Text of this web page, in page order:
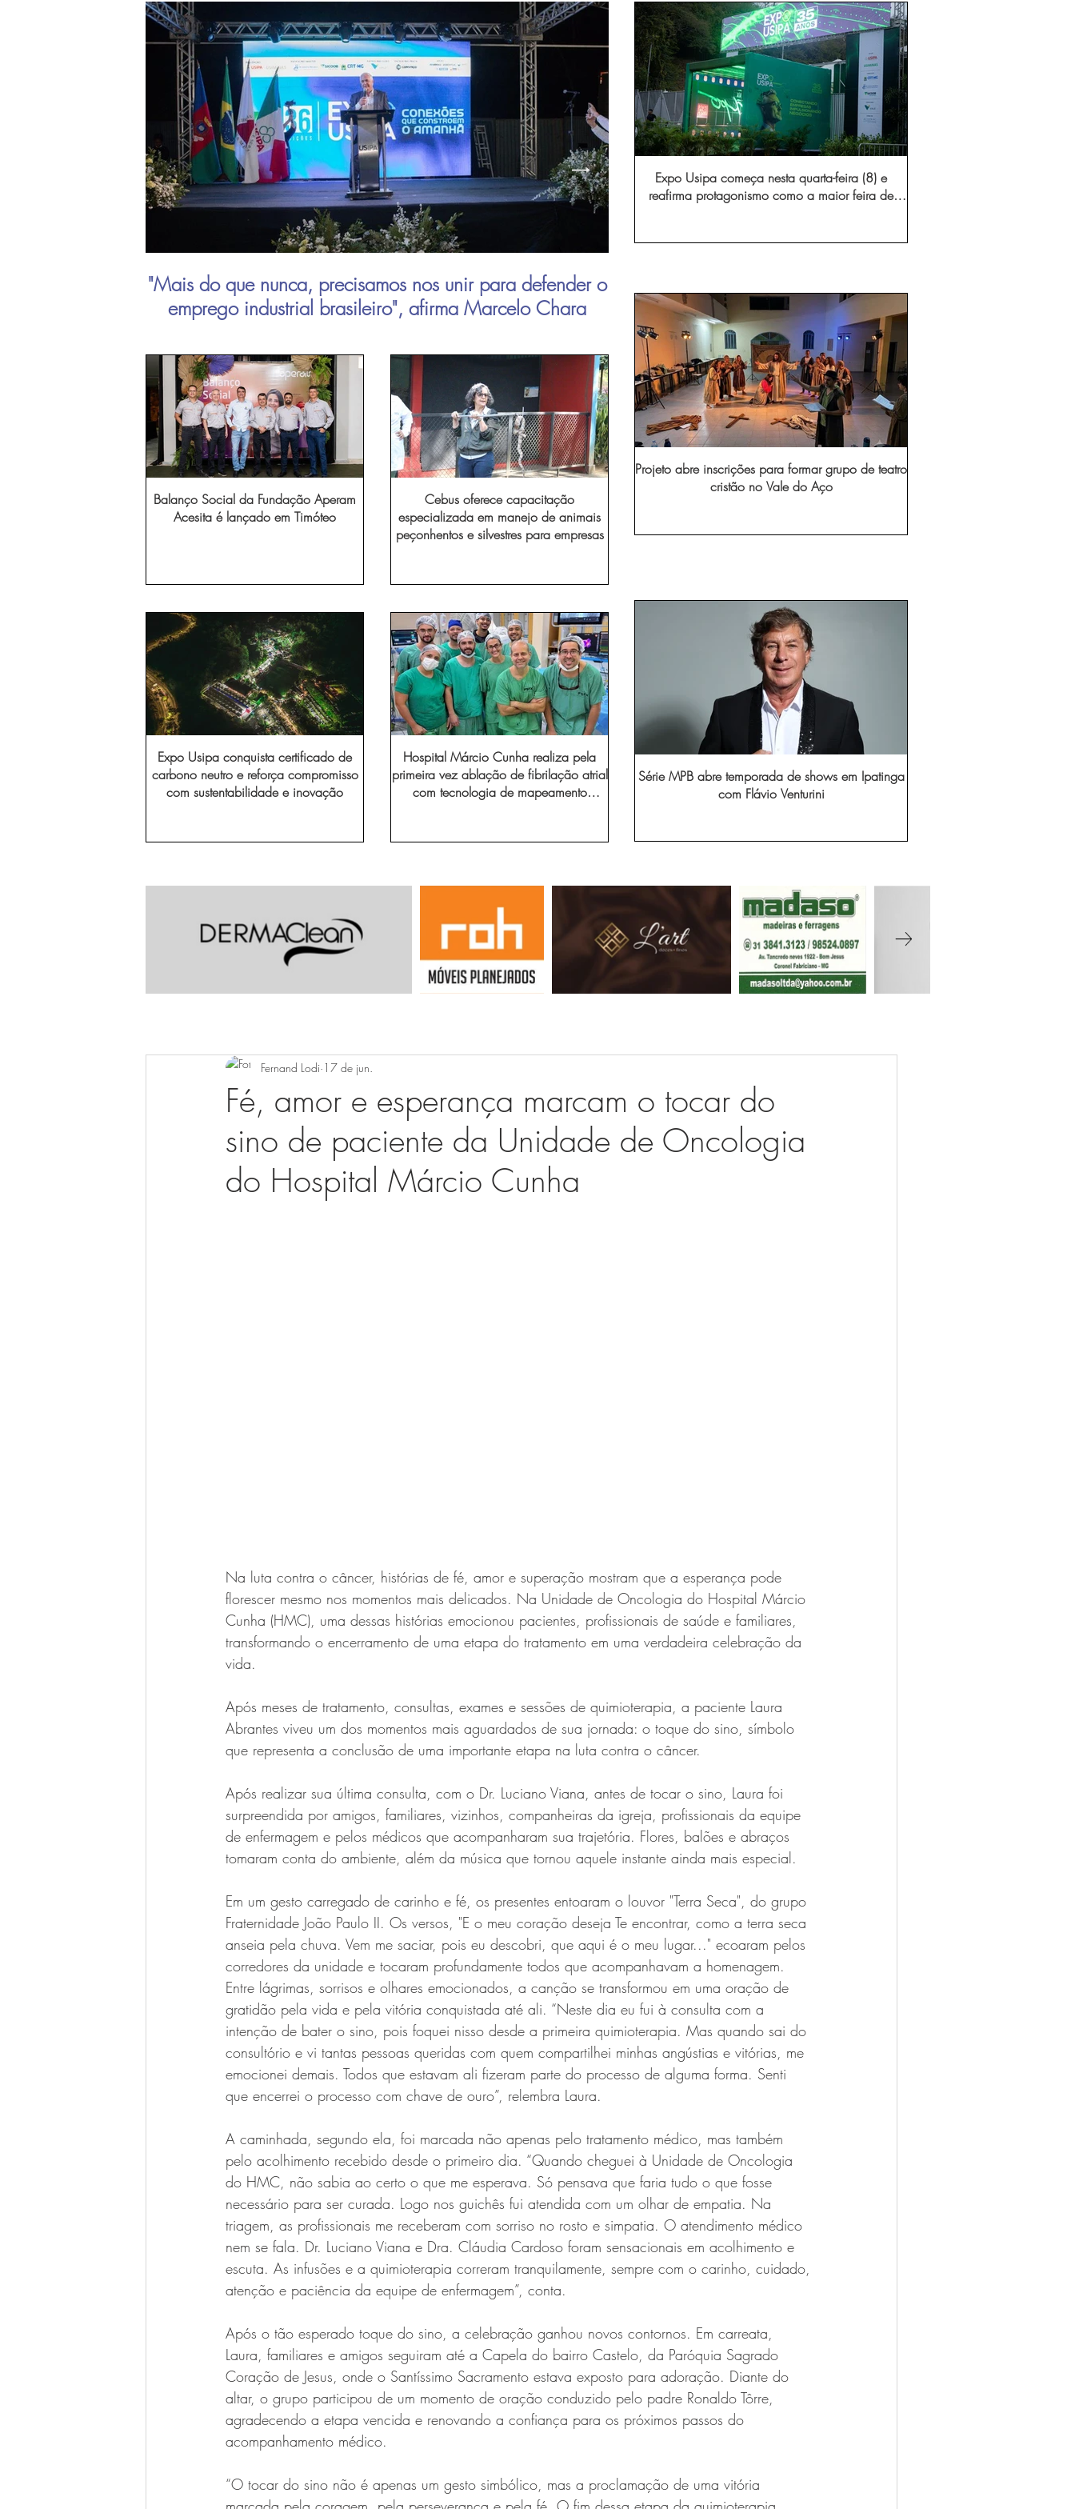
"Mais do que nunca, precisamos nos unir para defender o
emprego industrial brasileiro", afirma Marcelo Chara
viagens de caminhões por ano pelas vias de Timóteo
Balanço Social da Fundação Aperam
Acesita é lançado em Timóteo
Cebus oferece capacitação
especializada em manejo de animais
peçonhentos e silvestres para empresas
Expo Usipa começa nesta quarta-feira (8) e
reafirma protagonismo como a maior feira de
Projeto abre inscrições para formar grupo de teatro
cristão no Vale do Aço
Expo Usipa conquista certificado de
carbono neutro e reforça compromisso
com sustentabilidade e inovação
Hospital Márcio Cunha realiza pela
primeira vez ablação de fibrilação atrial
com tecnologia de mapeamento
Série MPB abre temporada de shows em Ipatinga
com Flávio Venturini
Fé, amor e esperança marcam o tocar do
sino de paciente da Unidade de Oncologia
do Hospital Márcio Cunha
Fernand Lodi 17 de jun.
Na luta contra o câncer, histórias de fé, amor e superação mostram que a esperança pode
florescer mesmo nos momentos mais delicados. Na Unidade de Oncologia do Hospital Márcio
Cunha (HMC), uma dessas histórias emocionou pacientes, profissionais de saúde e familiares,
transformando o encerramento de uma etapa do tratamento em uma verdadeira celebração da
vida.
Após meses de tratamento, consultas, exames e sessões de quimioterapia, a paciente Laura
Abrantes viveu um dos momentos mais aguardados de sua jornada: o toque do sino, símbolo
que representa a conclusão de uma importante etapa na luta contra o câncer.
Após realizar sua última consulta, com o Dr. Luciano Viana, antes de tocar o sino, Laura foi
surpreendida por amigos, familiares, vizinhos, companheiras da igreja, profissionais da equipe
de enfermagem e pelos médicos que acompanharam sua trajetória. Flores, balões e abraços
tomaram conta do ambiente, além da música que tornou aquele instante ainda mais especial.
Em um gesto carregado de carinho e fé, os presentes entoaram o louvor "Terra Seca", do grupo
Fraternidade João Paulo II. Os versos, "E o meu coração deseja Te encontrar, como a terra seca
anseia pela chuva. Vem me saciar, pois eu descobri, que aqui é o meu lugar..." ecoaram pelos
corredores da unidade e tocaram profundamente todos que acompanhavam a homenagem.
Entre lágrimas, sorrisos e olhares emocionados, a canção se transformou em uma oração de
gratidão pela vida e pela vitória conquistada até ali. “Neste dia eu fui à consulta com a
intenção de bater o sino, pois foquei nisso desde a primeira quimioterapia. Mas quando sai do
consultório e vi tantas pessoas queridas com quem compartilhei minhas angústias e vitórias, me
emocionei demais. Todos que estavam ali fizeram parte do processo de alguma forma. Senti
que encerrei o processo com chave de ouro”, relembra Laura.
A caminhada, segundo ela, foi marcada não apenas pelo tratamento médico, mas também
pelo acolhimento recebido desde o primeiro dia. “Quando cheguei à Unidade de Oncologia
do HMC, não sabia ao certo o que me esperava. Só pensava que faria tudo o que fosse
necessário para ser curada. Logo nos guichês fui atendida com um olhar de empatia. Na
triagem, as profissionais me receberam com sorriso no rosto e simpatia. O atendimento médico
nem se fala. Dr. Luciano Viana e Dra. Cláudia Cardoso foram sensacionais em acolhimento e
escuta. As infusões e a quimioterapia correram tranquilamente, sempre com o carinho, cuidado,
atenção e paciência da equipe de enfermagem”, conta.
Após o tão esperado toque do sino, a celebração ganhou novos contornos. Em carreata,
Laura, familiares e amigos seguiram até a Capela do bairro Castelo, da Paróquia Sagrado
Coração de Jesus, onde o Santíssimo Sacramento estava exposto para adoração. Diante do
altar, o grupo participou de um momento de oração conduzido pelo padre Ronaldo Tôrre,
agradecendo a etapa vencida e renovando a confiança para os próximos passos do
acompanhamento médico.
“O tocar do sino não é apenas um gesto simbólico, mas a proclamação de uma vitória